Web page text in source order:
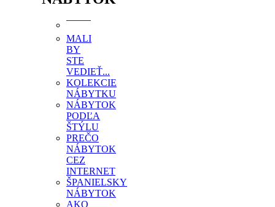
MALI
BY
STE
VEDIEŤ...
KOLEKCIE
NÁBYTKU
NÁBYTOK
PODĽA
ŠTÝLU
PREČO
NÁBYTOK
CEZ
INTERNET
ŠPANIELSKY
NÁBYTOK
AKO